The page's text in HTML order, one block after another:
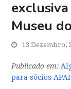
Museu
13 Dezembro,
Publicado em:
para sócios